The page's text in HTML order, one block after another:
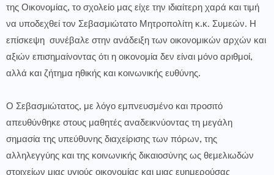
της Οικονομίας, το σχολείο μας είχε την ιδιαίτερη χαρά και τιμή
να υποδεχθεί τον Σεβασμιώτατο Μητροπολίτη κ.κ. Συμεών. Η
επίσκεψη συνέβαλε στην ανάδειξη των οικονομικών αρχών και
αξιών επισημαίνοντας ότι η οικονομία δεν είναι μόνο αριθμοί,
αλλά και ζήτημα ηθικής και κοινωνικής ευθύνης.
Ο Σεβασμιώτατος, με λόγο εμπνευσμένο και προσιτό
απευθύνθηκε στους μαθητές αναδεικνύοντας τη μεγάλη
σημασία της υπεύθυνης διαχείρισης των πόρων, της
αλληλεγγύης και της κοινωνικής δικαιοσύνης ως θεμελιωδών
στοιχείων μιας υγιούς οικονομίας και μιας ευημερούσας